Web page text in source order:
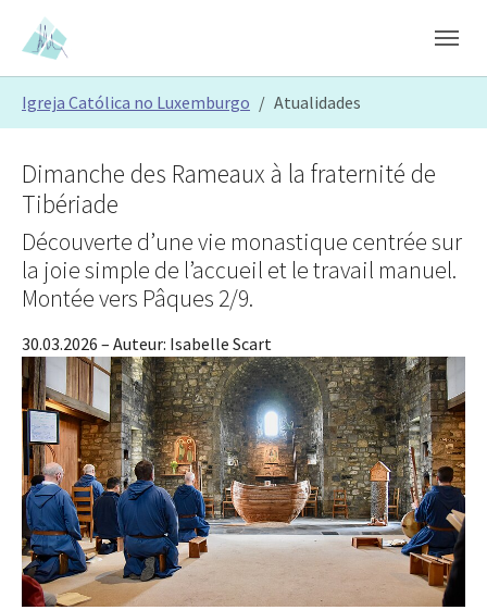
Skip to main content
Skip to page footer
Igreja Católica no Luxemburgo Atualidades
Dimanche des Rameaux à la fraternité de
Tibériade
Découverte d’une vie monastique centrée sur
la joie simple de l’accueil et le travail manuel.
Montée vers Pâques 2/9.
30.03.2026 – Auteur: Isabelle Scart